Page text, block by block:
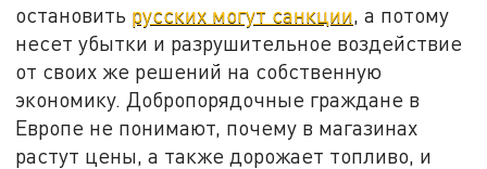
остановить русских могут санкции, а потому
несет убытки и разрушительное воздействие
от своих же решений на собственную
экономику. Добропорядочные граждане в
Европе не понимают, почему в магазинах
растут цены, а также дорожает топливо, и